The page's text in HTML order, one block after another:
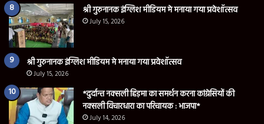
श्री गुरुनानक इंग्लिश मीडियम मे मनाया गया प्रवेशॉत्सव
July 15, 2026
श्री गुरुनानक इंग्लिश मीडियम मे मनाया गया प्रवेशॉत्सव
July 15, 2026
*दुर्दान्त नक्सली हिड़मा का समर्थन करना कांग्रेसियों की
नक्सली विचारधारा का परिचायक : भाजपा*
July 14, 2026